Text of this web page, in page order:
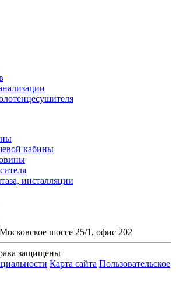
кабины
инсталляции
Московское шоссе 25/1, офис 202
защищены
Карта сайта Пользовательское